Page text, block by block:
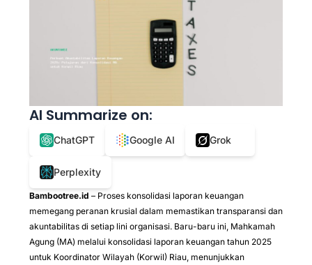
AI Summarize on:
ChatGPT Google AI Grok
Perplexity
Bambootree.id – Proses konsolidasi laporan keuangan
memegang peranan krusial dalam memastikan transparansi dan
akuntabilitas di setiap lini organisasi. Baru-baru ini, Mahkamah
Agung (MA) melalui konsolidasi laporan keuangan tahun 2025
untuk Koordinator Wilayah (Korwil) Riau, menunjukkan